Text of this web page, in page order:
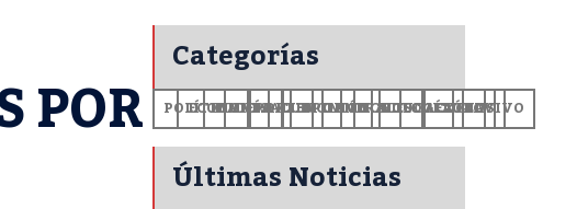
POR
Categorías
POLÍTICA
ECONOMÍA
MUNDO
DEPORTES
SALUD
CIENCIA
OPINIÓN
GENERALES
TECNOLOGÍA
EDUCACIÓN
CULTURA
EXCLUSIVO
+CV
Últimas Noticias